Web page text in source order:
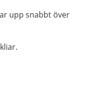
upp snabbt över